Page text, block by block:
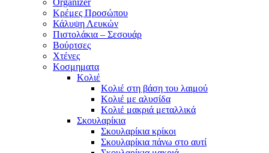
Κρέμες Προσώπου
Κάλυψη Λευκών
Πιστολάκια – Σεσουάρ
Βούρτσες
Χτένες
Κοσμηματα
Κολιέ
Κολιέ στη βάση του λαιμού
Κολιέ με αλυσίδα
Κολιέ μακριά μεταλλικά
Σκουλαρίκια
Σκουλαρίκια κρίκοι
Σκουλαρίκια πάνω στο αυτί